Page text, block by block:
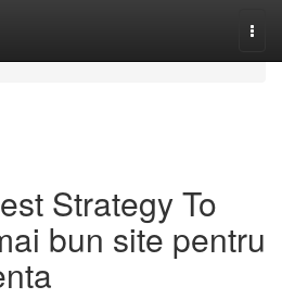
Strategy To
bun site pentru